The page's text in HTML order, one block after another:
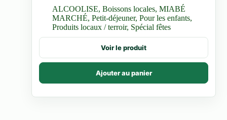
ALCOOLISE,Boissons locales,MIABÉ
MARCHÉ,Petit-déjeuner,Pour les enfants,
Produits locaux / terroir, Spécial fêtes
Voir le produit
Ajouter au panier